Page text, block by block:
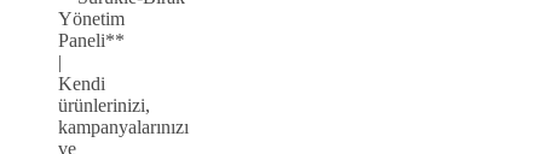
Yönetim
Paneli**
|
Kendi
ürünlerinizi,
kampanyalarınızı
ve